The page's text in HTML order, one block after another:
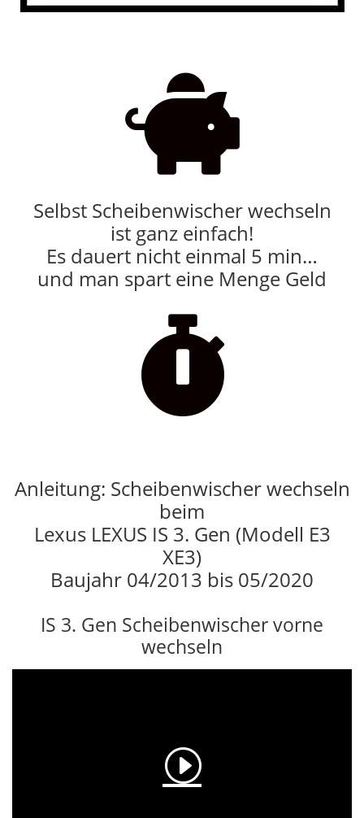

Selbst Scheibenwischer wechseln
ist ganz einfach!
Es dauert nicht einmal 5 min…
und man spart eine Menge Geld

Anleitung: Scheibenwischer wechseln
beim
Lexus LEXUS IS 3. Gen (Modell E3
XE3)
Baujahr 04/2013 bis 05/2020
IS 3. Gen Scheibenwischer vorne
wechseln